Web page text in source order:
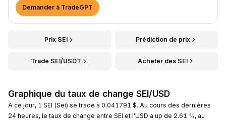
Demander à TradeGPT
Prix SEI Prédiction de prix
Trade SEI/USDT Acheter des SEI
Graphique du taux de change SEI/USD
À ce jour, 1 SEI (Sei) se trade à 0.041791 $. Au cours des dernières
24 heures, le taux de change entre SEI et l'USD a up de 2.61 %, au